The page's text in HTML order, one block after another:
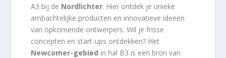
A3 bij de Nordlichter. Hier ontdek je unieke
ambachtelijke producten en innovatieve ideeën
van opkomende ontwerpers. Wil je frisse
concepten en start-ups ontdekken? Het
Newcomer-gebied in hal B3 is een bron van